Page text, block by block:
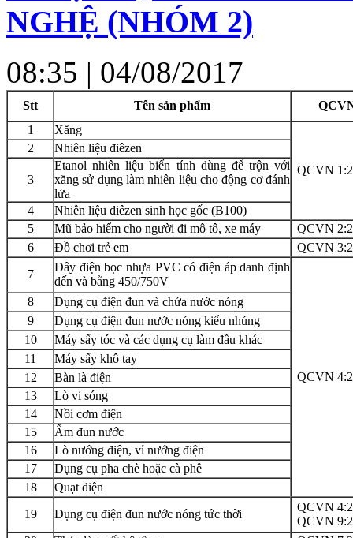
NGHỆ (NHÓM 2)
08:35 | 04/08/2017
Stt Tên sản phẩm
1
Xăng
QCVN
2 Nhiên liệu điêzen
3
Etanol nhiên liệu biến tính dùng để trộn với
xăng sử dụng làm nhiên liệu cho động cơ đánh
lửa
4
Nhiên liệu điêzen sinh học gốc (B100)
5
Mũ bảo hiểm cho người đi mô tô, xe máy
QCVN
6
Đồ chơi trẻ em
QCVN
7
Dây điện bọc nhựa PVC có điện áp danh định
đến và bằng 450/750V
QCVN
8
Dụng cụ điện đun và chứa nước nóng
9
Dụng cụ điện đun nước nóng kiểu nhúng
10
Máy sấy tóc và các dụng cụ làm đầu khác
11
Máy sấy khô tay
12
Bàn là điện
13
Lò vi sóng
14
Nồi cơm điện
15
Ấm đun nước
16
Lò nướng điện, vỉ nướng điện
17
Dụng cụ pha chè hoặc cà phê
18
Quạt điện
19
Dụng cụ điện đun nước nóng tức thời
QCVN
QCVN